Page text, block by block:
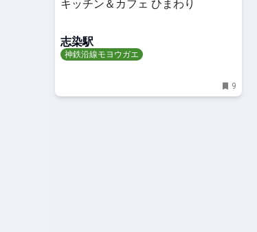
キッチン＆カフェ ひまわり
志染駅
神鉄沿線モヨウガエ
9